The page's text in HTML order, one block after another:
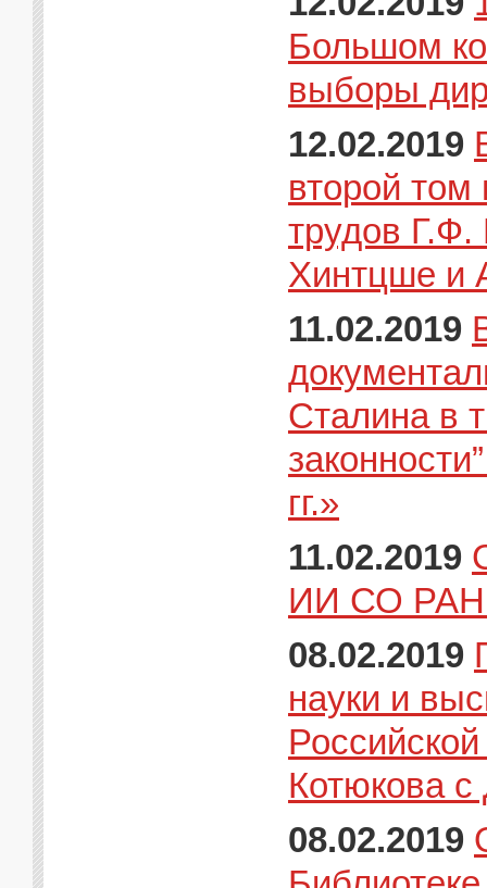
Большом
выборы
12.02.2019
второй том
трудов
Хинтцше и
11.02.2019
Сталина в
гг.»
11.02.2019
ИИ СО РАН
08.02.2019
науки и
Котюкова с
08.02.2019